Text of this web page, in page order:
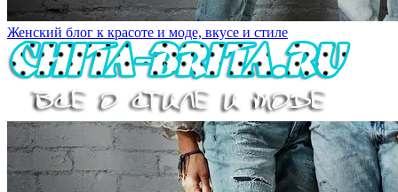
Женский блог к красоте и моде, вкусе и стиле